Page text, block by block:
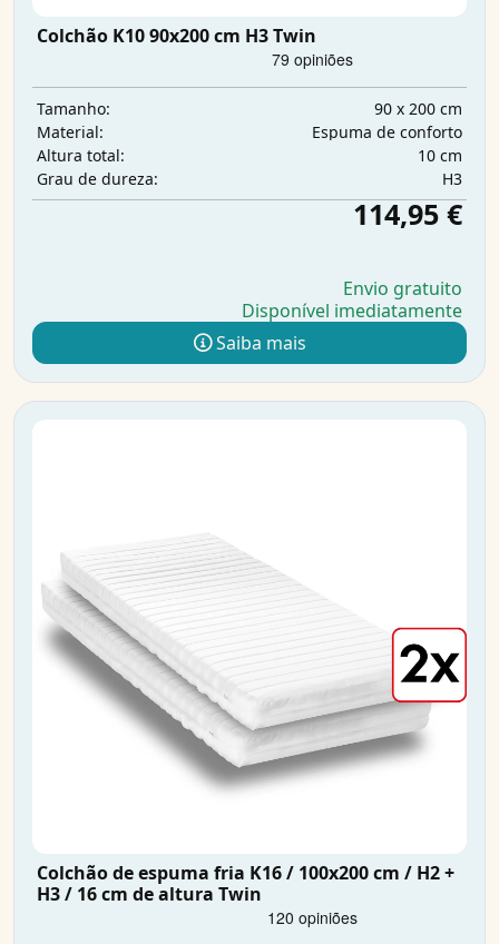
Colchão K10 90x200 cm H3 Twin
Tamanho:
90 x 200 cm
Material:
Espuma de conforto
Altura total:
10 cm
Grau de dureza:
H3
114,95 €
Envio gratuito
Disponível imediatamente
Saiba mais
Colchão de espuma fria K16 / 100x200 cm / H2 +
H3 / 16 cm de altura Twin